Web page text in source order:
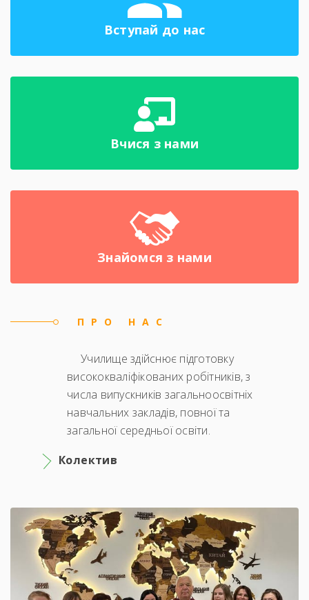
Вступай до нас
Вчися з нами
Знайомся з нами
ПРО НАС
Училище здійснює підготовку
висококваліфікованих робітників, з
числа випускників загальноосвітніх
навчальних закладів, повної та
загальної середньої освіти.
Колектив